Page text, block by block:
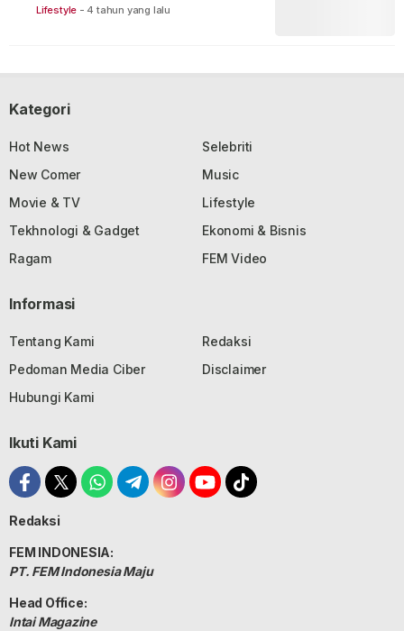
Lifestyle - 4 tahun yang lalu
Kategori
Hot News
Selebriti
New Comer
Music
Movie & TV
Lifestyle
Tekhnologi & Gadget
Ekonomi & Bisnis
Ragam
FEM Video
Informasi
Tentang Kami
Redaksi
Pedoman Media Ciber
Disclaimer
Hubungi Kami
Ikuti Kami
Redaksi
FEM INDONESIA:
PT. FEM Indonesia Maju
Head Office:
Intai Magazine